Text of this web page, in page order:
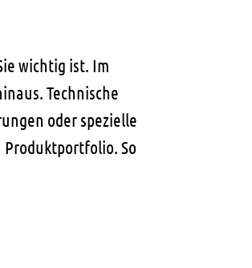
wichtig ist. Im
Technische
oder spezielle
So